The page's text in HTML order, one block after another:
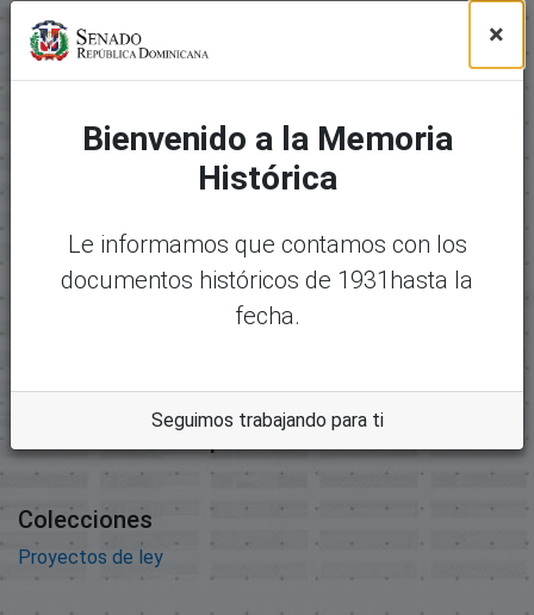
Título Expediente 225
Paquete original
224_234_expediente225.pdf
Tamaño:
argar
Colecciones
Proyectos de ley
×
Bienvenido a la Memoria
Histórica
Le informamos que contamos con los
documentos históricos de 1931hasta la
fecha.
Seguimos trabajando para ti